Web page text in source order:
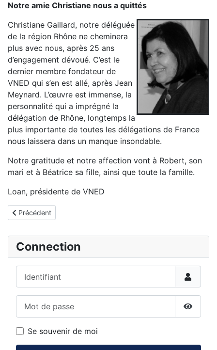
Notre amie Christiane nous a quittés
Christiane Gaillard, notre déléguée
de la région Rhône ne cheminera
plus avec nous, après 25 ans
d’engagement dévoué. C’est le
dernier membre fondateur de
VNED qui s’en est allé, après Jean
Meynard. L’œuvre est immense, la
personnalité qui a imprégné la
délégation de Rhône, longtemps la
plus importante de toutes les délégations de France
nous laissera dans un manque insondable.
Notre gratitude et notre affection vont à Robert, son
mari et à Béatrice sa fille, ainsi que toute la famille.
Loan, présidente de VNED
Article précédent : A la mémoire du Dr Jean Meynard VP de
Précédent
Connection
Se souvenir de moi